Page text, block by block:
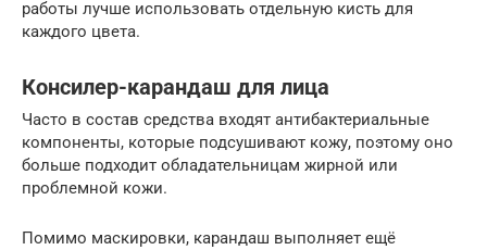
работы лучше использовать отдельную кисть для
каждого цвета.
Консилер-карандаш для лица
Часто в состав средства входят антибактериальные
компоненты, которые подсушивают кожу, поэтому оно
больше подходит обладательницам жирной или
проблемной кожи.
Помимо маскировки, карандаш выполняет ещё